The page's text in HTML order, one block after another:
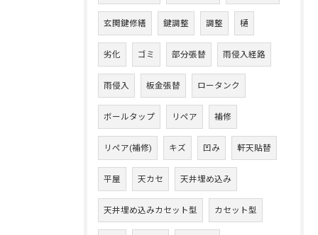
玄関鍵修繕 鍵調整 調整 樋
劣化 ゴミ 部分張替 雨侵入経路
雨侵入 板金張替 ロータンク
ボールタップ リペア 補修
リペア(補修) キズ 凹み 軒天貼替
平屋 天カセ 天井埋め込み
天井埋め込みカセット型 カセット型